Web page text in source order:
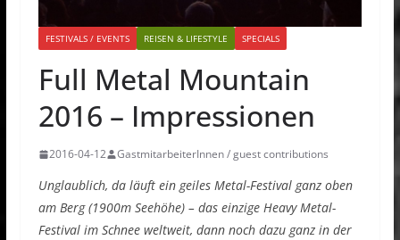
FESTIVALS / EVENTS REISEN & LIFESTYLE SPECIALS
Full Metal Mountain
2016 – Impressionen
2016-04-12 GastmitarbeiterInnen / guest contributions
Unglaublich, da läuft ein geiles Metal-Festival ganz oben
am Berg (1900m Seehöhe) – das einzige Heavy Metal-
Festival im Schnee weltweit, dann noch dazu ganz in der